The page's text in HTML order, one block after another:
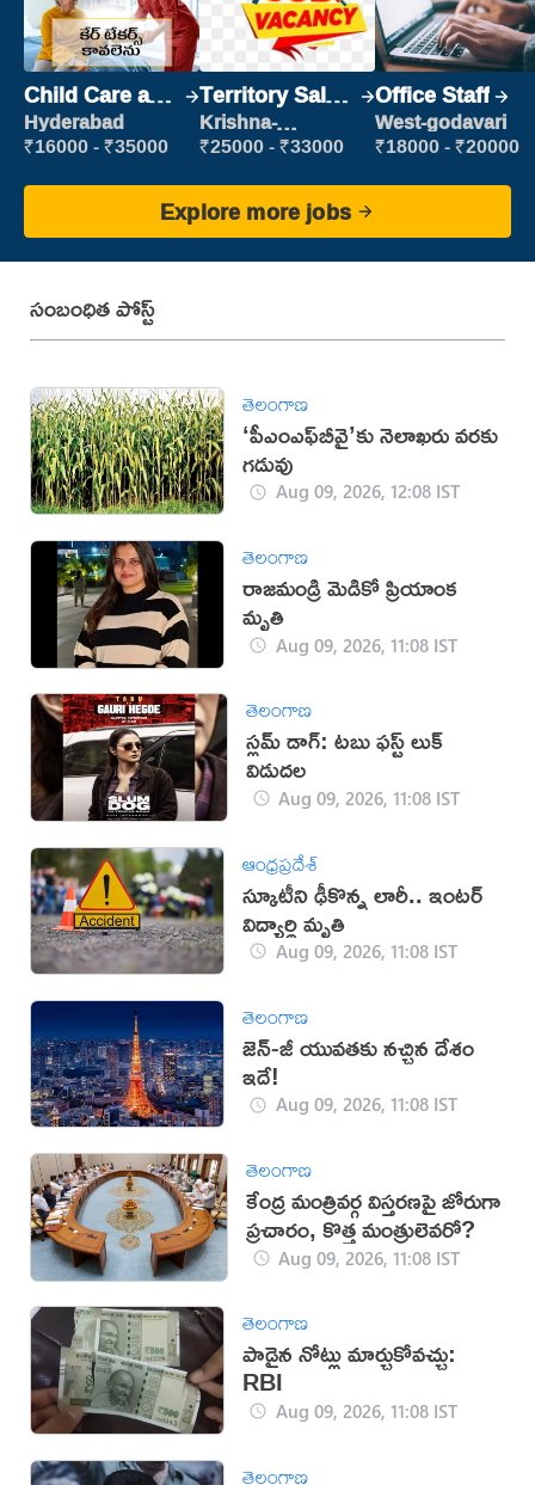
Child Care and
Patient care
Hyderabad
₹16000 - ₹35000
Territory Sales
Manager
Krishna-
vijayawada
₹25000 - ₹33000
Office Staff
West-godavari
₹18000 - ₹20000
Explore more jobs
సంబంధిత పోస్ట్
తెలంగాణ
‘పీఎంఎఫ్‌బీవై’కు నెలాఖరు వరకు
గడువు
Aug 09, 2026, 12:08 IST
తెలంగాణ
రాజమండ్రి మెడికో ప్రియాంక
మృతి
Aug 09, 2026, 11:08 IST
తెలంగాణ
స్లమ్ డాగ్: టబు ఫస్ట్ లుక్
విడుదల
Aug 09, 2026, 11:08 IST
ఆంధ్రప్రదేశ్
స్కూటీని ఢీకొన్న లారీ.. ఇంటర్‌
విద్యార్థి మృతి
Aug 09, 2026, 11:08 IST
తెలంగాణ
జెన్-జీ యువతకు నచ్చిన దేశం
ఇదే!
Aug 09, 2026, 11:08 IST
తెలంగాణ
కేంద్ర మంత్రివర్గ విస్తరణపై జోరుగా
ప్రచారం, కొత్త మంత్రులెవరో?
Aug 09, 2026, 11:08 IST
తెలంగాణ
పాడైన నోట్లు మార్చుకోవచ్చు:
RBI
Aug 09, 2026, 11:08 IST
తెలంగాణ